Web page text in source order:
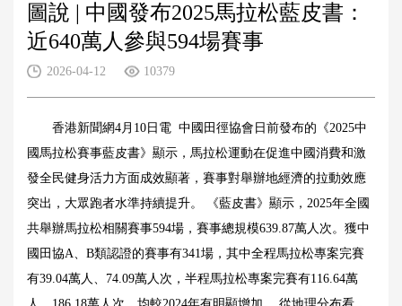
圖說 | 中國發布2025馬拉松藍皮書：
近640萬人參與594場賽事
2026-04-12 10379
香港新聞網4月10日電 中國田徑協會日前發布的《2025中
國馬拉松賽事藍皮書》顯示，馬拉松運動在促進中國消費和激
發全民健身活力方面成效顯著，賽事對舉辦地經濟的拉動效應
突出，大眾跑者水準持續提升。 《藍皮書》顯示，2025年全國
共舉辦馬拉松相關賽事594場，賽事總規模639.87萬人次。獲中
國田協A、B類認證的賽事有341場，其中全程馬拉松專案完賽
有39.04萬人、74.09萬人次，半程馬拉松專案完賽有116.64萬